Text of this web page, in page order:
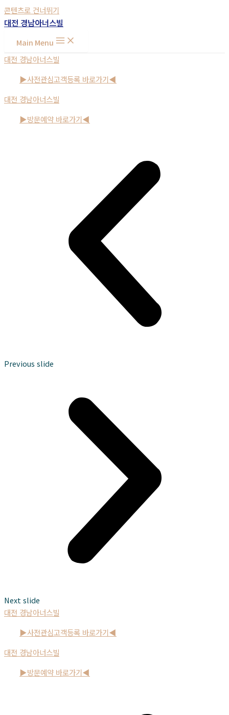
콘텐츠로 건너뛰기
대전 경남아너스빌
Main Menu
대전 경남아너스빌
▶사전관심고객등록 바로가기◀
대전 경남아너스빌
▶방문예약 바로가기◀
Previous slide
Next slide
대전 경남아너스빌
▶사전관심고객등록 바로가기◀
대전 경남아너스빌
▶방문예약 바로가기◀